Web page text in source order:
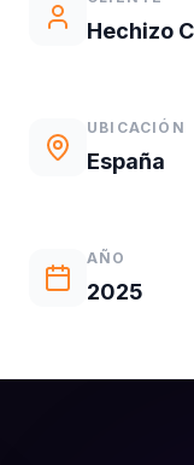
Hechizo
UBICACIÓN
España
AÑO
2025